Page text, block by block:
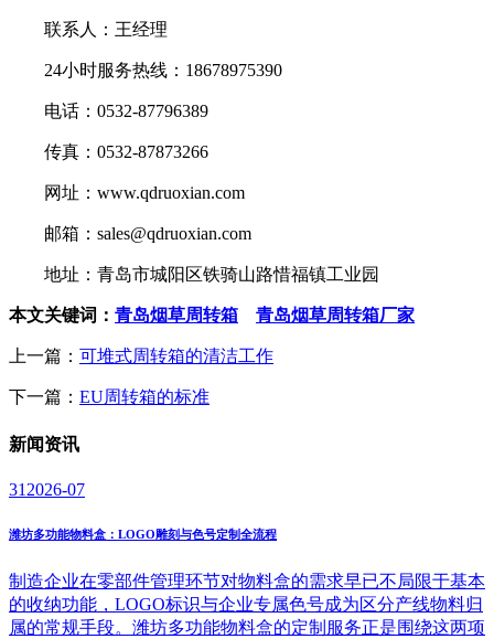
联系人：王经理
24小时服务热线：18678975390
电话：0532-87796389
传真：0532-87873266
网址：www.qdruoxian.com
邮箱：sales@qdruoxian.com
地址：青岛市城阳区铁骑山路惜福镇工业园
本文关键词： 青岛烟草周转箱 青岛烟草周转箱厂家
上一篇： 可堆式周转箱的清洁工作
下一篇： EU周转箱的标准
新闻资讯
31 2026-07
潍坊多功能物料盒：LOGO雕刻与色号定制全流程
制造企业在零部件管理环节对物料盒的需求早已不局限于基本
的收纳功能，LOGO标识与企业专属色号成为区分产线物料归
属的常规手段。潍坊多功能物料盒的定制服务正是围绕这两项